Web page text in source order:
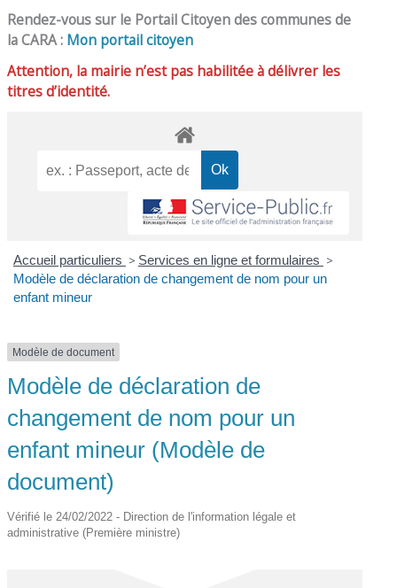
Rendez-vous sur le Portail Citoyen des communes de
la CARA : Mon portail citoyen
Attention, la mairie n’est pas habilitée à délivrer les
titres d’identité.
Accueil particuliers > Services en ligne et formulaires >
Modèle de déclaration de changement de nom pour un
enfant mineur
Modèle de document
Modèle de déclaration de
changement de nom pour un
enfant mineur (Modèle de
document)
Vérifié le 24/02/2022 - Direction de l'information légale et
administrative (Première ministre)